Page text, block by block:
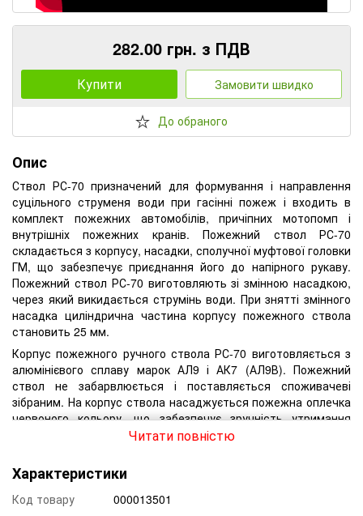
282.00 грн. з ПДВ
Купити Замовити швидко
До обраного
Опис
Ствол РС-70 призначений для формування і направлення
суцільного струменя води при гасінні пожеж і входить в
комплект пожежних автомобілів, причіпних мотопомп і
внутрішніх пожежних кранів. Пожежний ствол РС-70
складається з корпусу, насадки, сполучної муфтової головки
ГМ, що забезпечує приєднання його до напірного рукаву.
Пожежний ствол РС-70 виготовляють зі змінною насадкою,
через який викидається струмінь води. При знятті змінного
насадка циліндрична частина корпусу пожежного ствола
становить 25 мм.
Корпус пожежного ручного ствола РС-70 виготовляється з
алюмінієвого сплаву марок АЛ9 і АК7 (АЛ9В). Пожежний
ствол не забарвлюється і поставляється споживачеві
зібраним. На корпус ствола насаджується пожежна оплечка
червоного кольору, що забезпечує зручність утримання
ствола в руках при роботі. Інша частина корпусу стовбура не
Пожежні стволи випробовуються на міцність і щільність
не допускається.
Читати повністю
Характеристики
Код товару
000013501